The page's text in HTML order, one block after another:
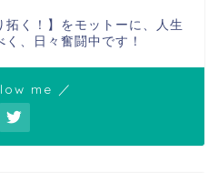
拓く！】をモットーに、人生
、日々奮闘中です！
me ／